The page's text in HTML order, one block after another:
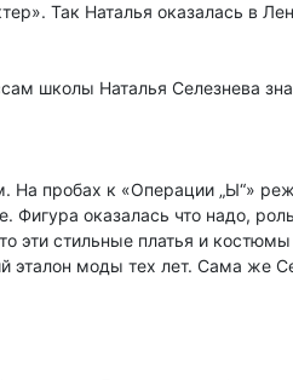
Так Наталья оказалась в
школы Наталья Селезнева
пробах к «Операции „Ы“»
Фигура оказалась что надо,
эти стильные платья и
моды тех лет. Сама же